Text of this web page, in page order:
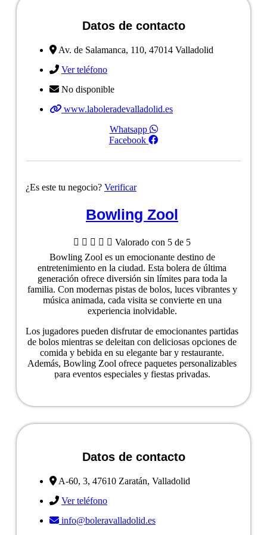
Datos de contacto
Av. de Salamanca, 110, 47014 Valladolid
Ver teléfono
No disponible
www.laboleradevalladolid.es
Whatsapp
Facebook
¿Es este tu negocio? Verificar
Bowling Zool
     Valorado con 5 de 5
Bowling Zool es un emocionante destino de
entretenimiento en la ciudad. Esta bolera de última
generación ofrece diversión sin límites para toda la
familia. Con modernas pistas de bolos, luces vibrantes y
música animada, cada visita se convierte en una
experiencia inolvidable.
Los jugadores pueden disfrutar de emocionantes partidas
de bolos mientras se deleitan con deliciosas opciones de
comida y bebida en su elegante bar y restaurante.
Además, Bowling Zool ofrece paquetes personalizables
para eventos especiales y fiestas privadas.
Ver ficha del negocio
Datos de contacto
A-60, 3, 47610 Zaratán, Valladolid
Ver teléfono
info@boleravalladolid.es